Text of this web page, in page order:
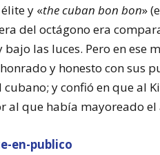
y «the cuban bon bon»
del octágono era
las luces. Pero en ese
y honesto con sus
y confió en que al
al que había mayoreado